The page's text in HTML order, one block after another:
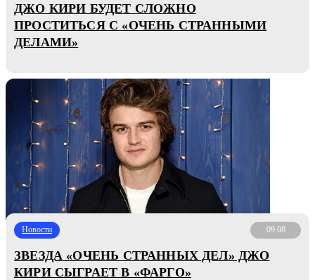
ДЖО КИРИ БУДЕТ СЛОЖНО
ПРОСТИТЬСЯ С «ОЧЕНЬ СТРАННЫМИ
ДЕЛАМИ»
Новости 09.08
ЗВЕЗДА «ОЧЕНЬ СТРАННЫХ ДЕЛ» ДЖО
КИРИ СЫГРАЕТ В «ФАРГО»